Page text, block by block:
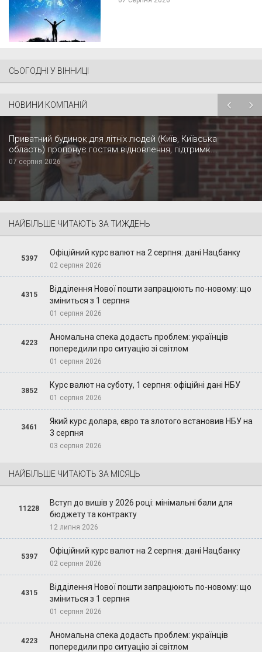
СЬОГОДНІ У ВІННИЦІ
НОВИНИ КОМПАНІЙ
Приватний будинок для літніх людей (Київ, Київська
область) пропонує гостям відновлення, підтримк...
07 серпня 2026
НАЙБІЛЬШЕ ЧИТАЮТЬ ЗА ТИЖДЕНЬ
5397
Офіційний курс валют на 2 серпня: дані Нацбанку
02 серпня 2026
4315
Відділення Нової пошти запрацюють по-новому: що
зміниться з 1 серпня
01 серпня 2026
4223
Аномальна спека додасть проблем: українців
попередили про ситуацію зі світлом
01 серпня 2026
3852
Курс валют на суботу, 1 серпня: офіційні дані НБУ
01 серпня 2026
3461
Який курс долара, євро та злотого встановив НБУ на
3 серпня
03 серпня 2026
НАЙБІЛЬШЕ ЧИТАЮТЬ ЗА МІСЯЦЬ
11228
Вступ до вишів у 2026 році: мінімальні бали для
бюджету та контракту
12 липня 2026
5397
Офіційний курс валют на 2 серпня: дані Нацбанку
02 серпня 2026
4315
Відділення Нової пошти запрацюють по-новому: що
зміниться з 1 серпня
01 серпня 2026
4223
Аномальна спека додасть проблем: українців
попередили про ситуацію зі світлом